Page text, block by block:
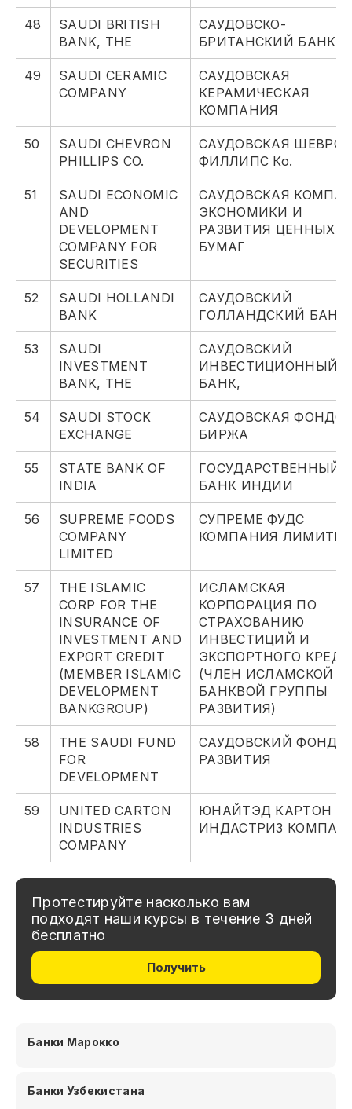
48
SAUDI BRITISH
BANK, THE
САУДОВСКО-
БРИТАНСКИЙ БАНК
49
SAUDI CERAMIC
COMPANY
САУДОВСКАЯ
КЕРАМИЧЕСКАЯ
КОМПАНИЯ
50
SAUDI CHEVRON
PHILLIPS CO.
САУДОВСКАЯ
ФИЛЛИПС Ко.
51
SAUDI ECONOMIC
AND
DEVELOPMENT
COMPANY FOR
SECURITIES
САУДОВСКАЯ
ЭКОНОМИКИ И
РАЗВИТИЯ ЦЕННЫХ
БУМАГ
52
SAUDI HOLLANDI
BANK
САУДОВСКИЙ
ГОЛЛАНДСКИЙ БАНК
53
SAUDI
INVESTMENT
BANK, THE
САУДОВСКИЙ
ИНВЕСТИЦИОННЫЙ
БАНК,
54
SAUDI STOCK
EXCHANGE
САУДОВСКАЯ
БИРЖА
55
STATE BANK OF
INDIA
ГОСУДАРСТВЕННЫЙ
БАНК ИНДИИ
56
SUPREME FOODS
COMPANY
LIMITED
СУПРЕМЕ ФУДС
КОМПАНИЯ ЛИМИТЕД
57
THE ISLAMIC
CORP FOR THE
INSURANCE OF
INVESTMENT AND
EXPORT CREDIT
(MEMBER ISLAMIC
DEVELOPMENT
BANKGROUP)
ИСЛАМСКАЯ
КОРПОРАЦИЯ ПО
СТРАХОВАНИЮ
ИНВЕСТИЦИЙ И
ЭКСПОРТНОГО
(ЧЛЕН ИСЛАМСКОЙ
БАНКВОЙ ГРУППЫ
РАЗВИТИЯ)
58
THE SAUDI FUND
FOR
DEVELOPMENT
САУДОВСКИЙ ФОНД
РАЗВИТИЯ
59
UNITED CARTON
INDUSTRIES
COMPANY
ЮНАЙТЭД КАРТОН
ИНДАСТРИЗ
Протестируйте насколько вам
подходят наши курсы в течение 3 дней
бесплатно
Получить
Банки Марокко
Банки Узбекистана